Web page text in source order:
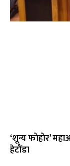
‘शून्य फोहोर’
हेटौंडा